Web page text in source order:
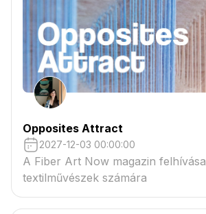
Opposites Attract
2027-12-03 00:00:00
A Fiber Art Now magazin felhívása
textilművészek számára